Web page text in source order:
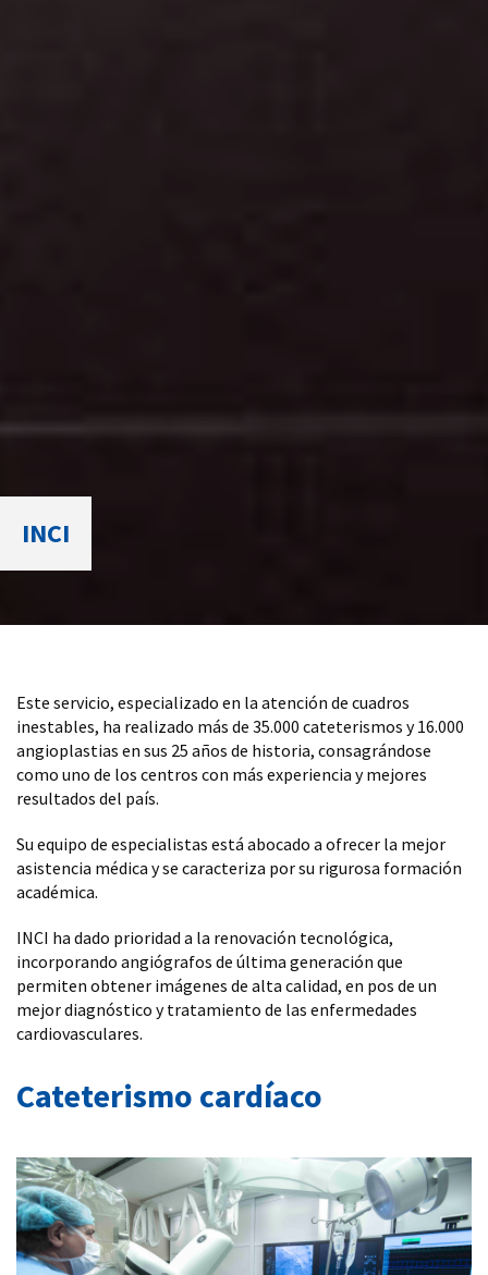
INCI
Este servicio, especializado en la atención de cuadros
inestables, ha realizado más de 35.000 cateterismos y 16.000
angioplastias en sus 25 años de historia, consagrándose
como uno de los centros con más experiencia y mejores
resultados del país.
Su equipo de especialistas está abocado a ofrecer la mejor
asistencia médica y se caracteriza por su rigurosa formación
académica.
INCI ha dado prioridad a la renovación tecnológica,
incorporando angiógrafos de última generación que
permiten obtener imágenes de alta calidad, en pos de un
mejor diagnóstico y tratamiento de las enfermedades
cardiovasculares.
Cateterismo cardíaco